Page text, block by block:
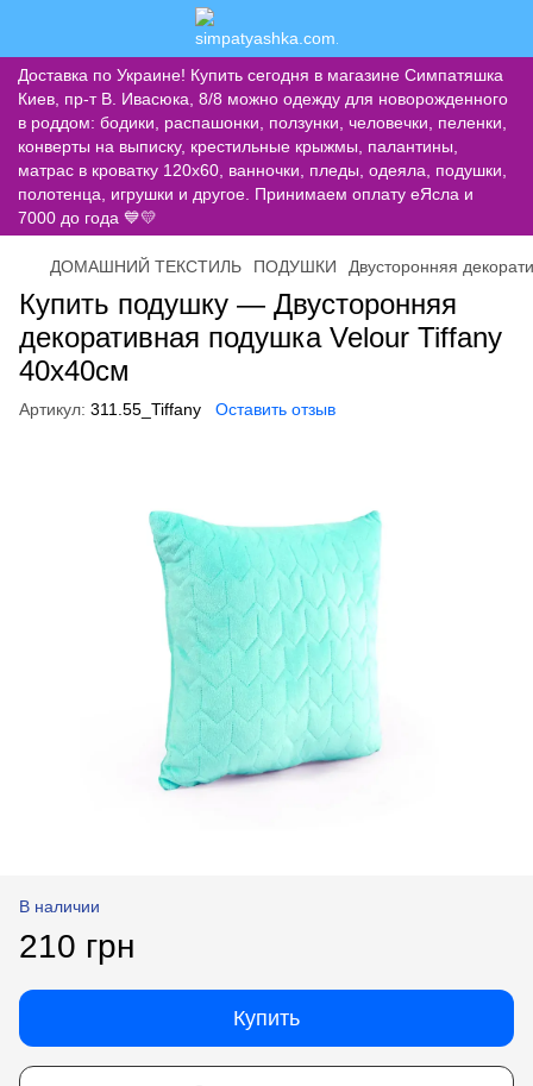
Доставка по Украине! Купить сегодня в магазине Симпатяшка
Киев, пр-т В. Ивасюка, 8/8 можно одежду для новорожденного
в роддом: бодики, распашонки, ползунки, человечки, пеленки,
конверты на выписку, крестильные крыжмы, палантины,
матрас в кроватку 120х60, ванночки, пледы, одеяла, подушки,
полотенца, игрушки и другое. Принимаем оплату еЯсла и
7000 до года 💙💛
ДОМАШНИЙ ТЕКСТИЛЬ ПОДУШКИ Двусторонняя
Купить подушку — Двусторонняя
декоративная подушка Velour Tiffany
40х40см
Артикул: 311.55_Tiffany Оставить отзыв
В наличии
210 грн
Купить